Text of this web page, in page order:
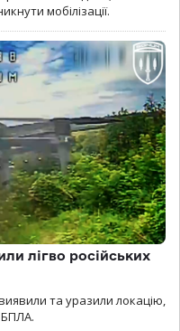
мобілізації.
лігво російських
та уразили локацію,
БПЛА.